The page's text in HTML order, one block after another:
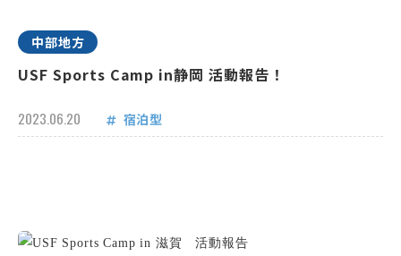
中部地方
USF Sports Camp in静岡 活動報告！
2023.06.20 宿泊型